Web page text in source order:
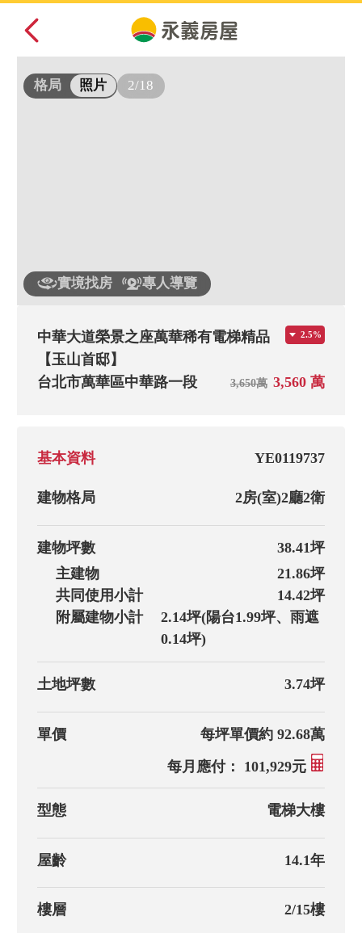
格局 照片 2/18
實境找房 專人導覽
中華大道榮景之座萬華稀有電梯精品
【玉山首邸】
2.5%
台北市萬華區中華路一段 3,650萬 3,560 萬
基本資料 YE0119737
建物格局 2房(室)2廳2衛
建物坪數
38.41坪
主建物
21.86坪
共同使用小計
14.42坪
附屬建物小計
2.14坪(陽台1.99坪、雨遮
0.14坪)
土地坪數 3.74坪
單價 每坪單價約 92.68萬
每月應付： 101,929元
型態 電梯大樓
屋齡 14.1年
樓層 2/15樓